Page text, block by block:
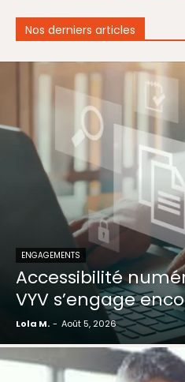
Nos derniers articles
ENGAGEMENTS
Accessibilité
VYV s’engage
Lola M. - Août 5, 2026